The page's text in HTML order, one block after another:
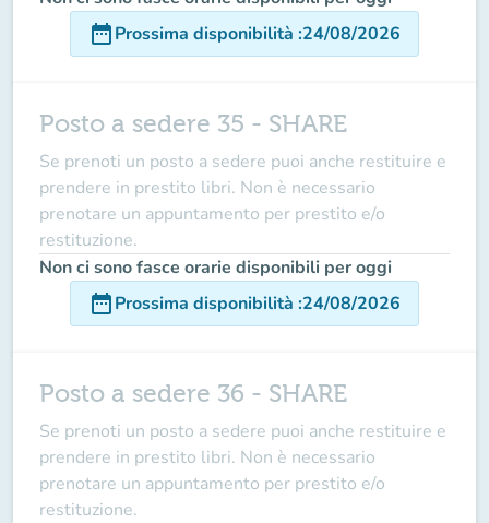
date_rangeProssima disponibilità :24/08/2026
Posto a sedere 35 - SHARE
Se prenoti un posto a sedere puoi anche restituire e
prendere in prestito libri. Non è necessario
prenotare un appuntamento per prestito e/o
restituzione.
Non ci sono fasce orarie disponibili per oggi
date_rangeProssima disponibilità :24/08/2026
Posto a sedere 36 - SHARE
Se prenoti un posto a sedere puoi anche restituire e
prendere in prestito libri. Non è necessario
prenotare un appuntamento per prestito e/o
restituzione.